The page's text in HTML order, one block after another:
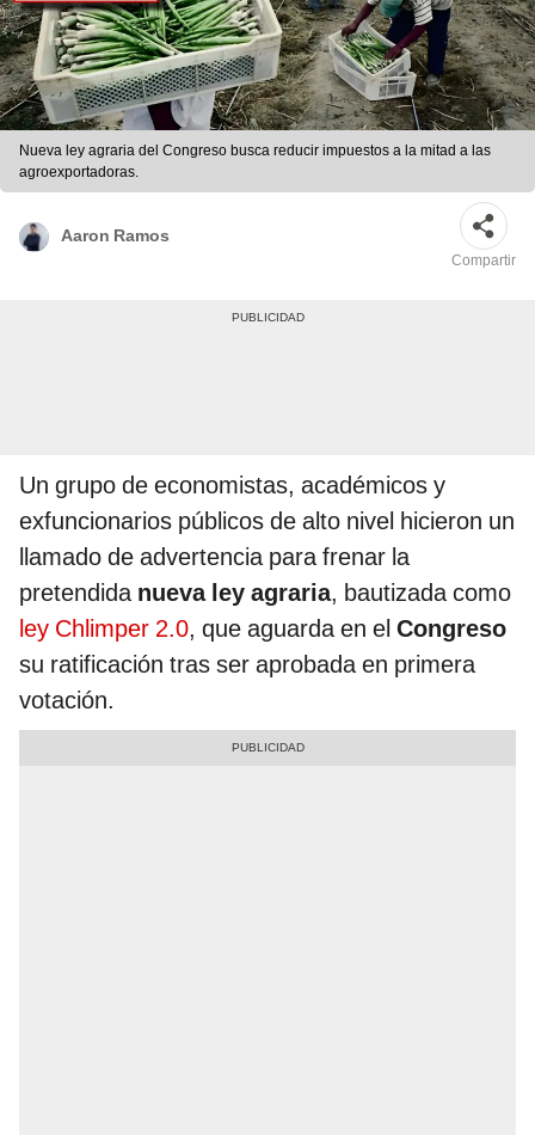
Nueva ley agraria del Congreso busca reducir impuestos a la mitad a las
agroexportadoras.
Aaron Ramos
Compartir
Un grupo de economistas, académicos y
exfuncionarios públicos de alto nivel hicieron un
llamado de advertencia para frenar la
pretendida nueva ley agraria, bautizada como
ley Chlimper 2.0, que aguarda en el Congreso
su ratificación tras ser aprobada en primera
votación.